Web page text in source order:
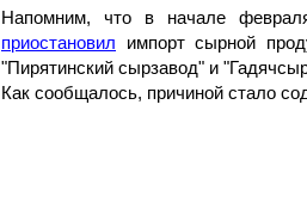
Напомним, что в начале
приостановил импорт сырной
"Пирятинский сырзавод" и
Как сообщалось, причиной стало